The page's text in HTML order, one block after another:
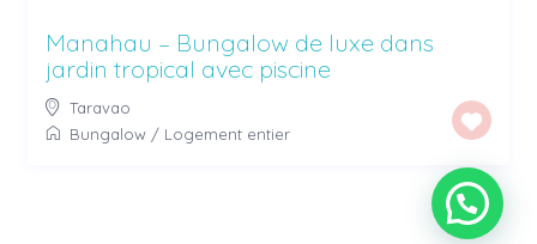
Manahau – Bungalow de luxe dans
jardin tropical avec piscine
Taravao
Bungalow / Logement entier